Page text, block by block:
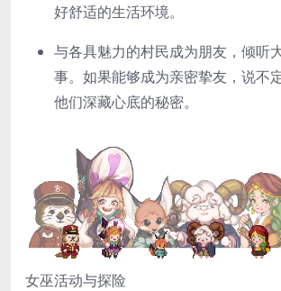
好舒适的生活环境。
与各具魅力的村民成为朋友，倾听
事。如果能够成为亲密挚友，说不
他们深藏心底的秘密。
女巫活动与探险